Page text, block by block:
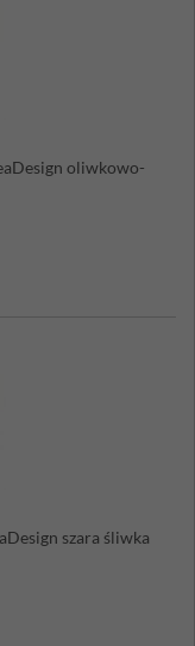
oliwkowo-
szara śliwka